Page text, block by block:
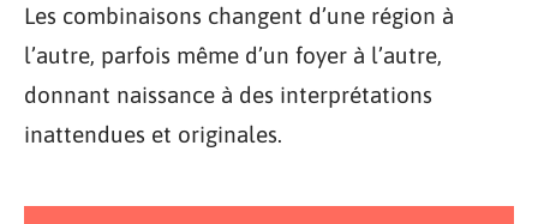
Les combinaisons changent d’une région à
l’autre, parfois même d’un foyer à l’autre,
donnant naissance à des interprétations
inattendues et originales.